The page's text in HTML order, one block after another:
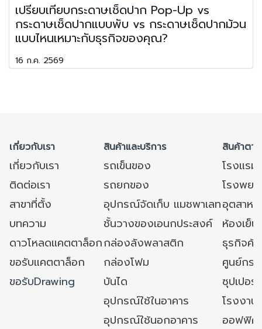
เปรียบเทียบกระดาษเช็ดปาก Pop-Up vs
กระดาษเช็ดปากแบบพับ vs กระดาษเช็ดปากม้วน
แบบไหนเหมาะกับธุรกิจของคุณ?
16 ก.ค. 2569
เกี่ยวกับเรา สินค้าและบริการ สินค้าตา
เกี่ยวกับเรา รถเข็นของ
โรงแร
ติดต่อเรา
รถยกของ
โรงพย
สาขาที่ตั้ง
อุปกรณ์จัดเก็บ แมชพาเลทอุตสาหก
บทความ
ชั้นวางของเอนกประสงค์
ห้องเย็
ดาวโหลดแคตตาล็อกกล่องลังพลาสติก
ธุรกิจค้
ขอรับแคตตาล็อก
กล่องโฟม
ศูนย์กร
ขอรับDrawing
บันได
ซุปเปอ
อุปกรณ์ใช้ในอาคาร
โรงงา
อุปกรณ์ใช้นอกอาคาร
ออฟฟิศ/